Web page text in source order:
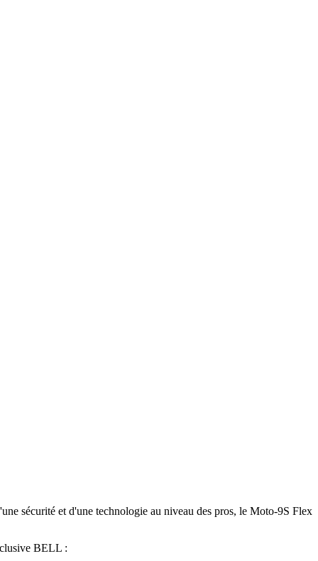
sécurité et d'une technologie au niveau des pros, le Moto-9S Flex
BELL :